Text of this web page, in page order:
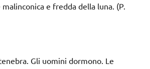
e fredda della luna. (P.
Gli uomini dormono. Le